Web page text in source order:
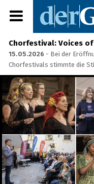
Chorfestival: Voices
15.05.2026 - Bei der
Chorfestivals stimmte die
Share Album:
ANMELDEN
IMPRESSUM